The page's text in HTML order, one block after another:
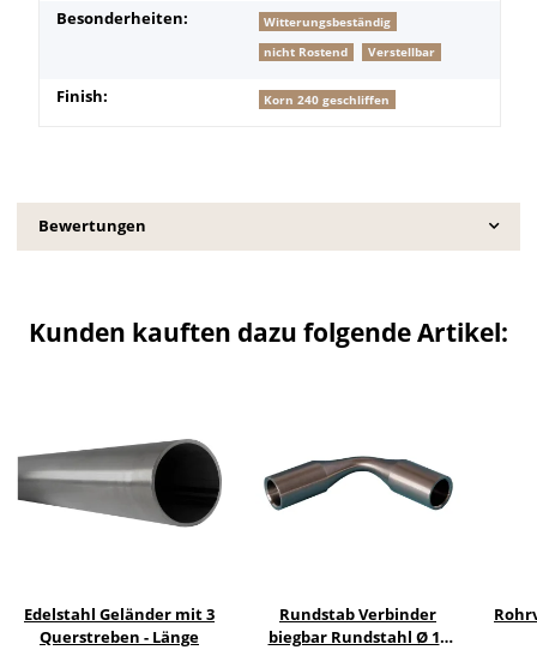
Besonderheiten:
Witterungsbeständig
nicht Rostend
Verstellbar
Finish: Korn 240 geschliffen
Bewertungen
Kunden kauften dazu folgende Artikel:
Edelstahl Geländer mit 3
Querstreben - Länge
Rundstab Verbinder
biegbar Rundstahl Ø 10